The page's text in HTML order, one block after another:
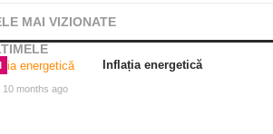
MAI VIZIONATE
months ago
Inflația energetică